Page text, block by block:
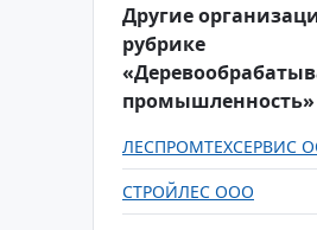
Другие
рубрике
промышленность»
ЛЕСПРОМТЕХСЕРВИС
СТРОЙЛЕС ООО